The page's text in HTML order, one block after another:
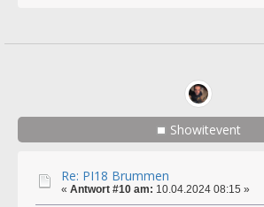
Showitevent
Re: PI18 Brummen
« Antwort #10 am: 10.04.2024 08:15 »